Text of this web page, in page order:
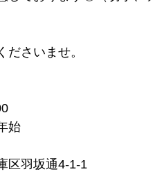
ださいませ。
始
区羽坂通4-1-1